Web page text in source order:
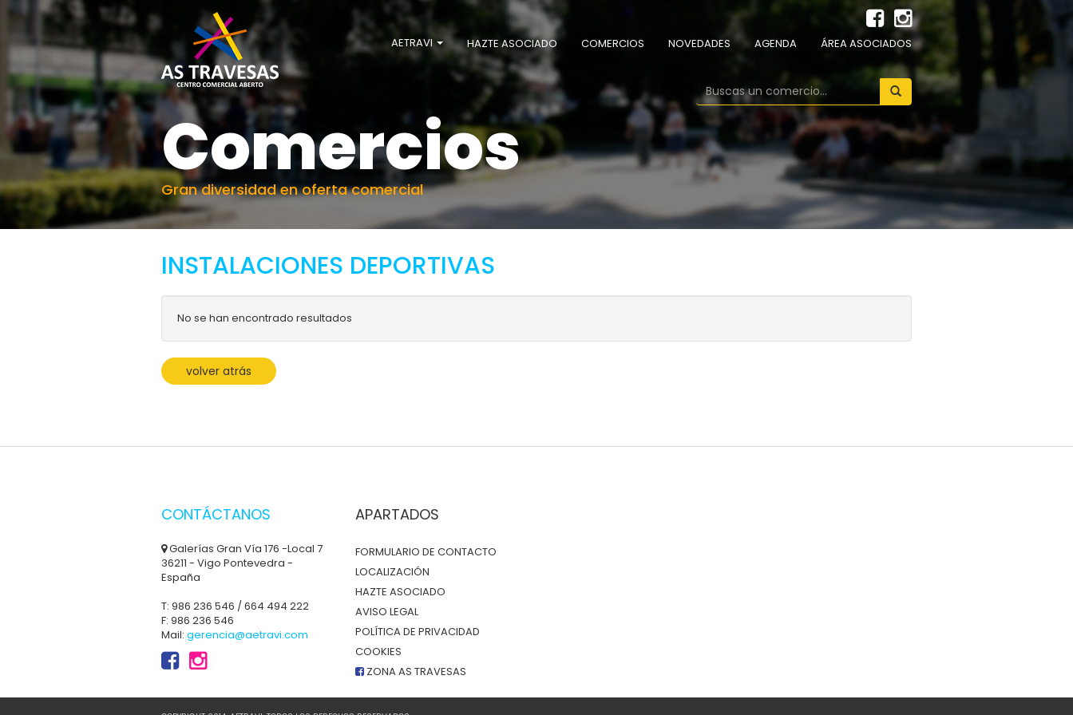
AETRAVI HAZTE ASOCIADO COMERCIOS NOVEDADES AGENDA ÁREA ASOCIADOS
Comercios
Gran diversidad en oferta comercial
INSTALACIONES DEPORTIVAS
No se han encontrado resultados
volver atrás
CONTÁCTANOS
Galerías Gran Vía 176 -Local 7
36211 - Vigo Pontevedra -
España
T: 986 236 546 / 664 494 222
F: 986 236 546
Mail: gerencia@aetravi.com
APARTADOS
FORMULARIO DE CONTACTO
LOCALIZACIÓN
HAZTE ASOCIADO
AVISO LEGAL
POLÍTICA DE PRIVACIDAD
COOKIES
ZONA AS TRAVESAS